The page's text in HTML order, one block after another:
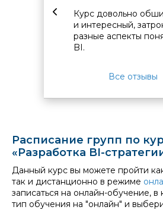
Курс довольно
и интересный,
разные аспекты
BI.
Все отзывы
Расписание групп по
«Разработка BI-
Данный курс вы можете пройти
так и дистанционно в режиме
записаться на онлайн-обучение, в
тип обучения на "онлайн" и